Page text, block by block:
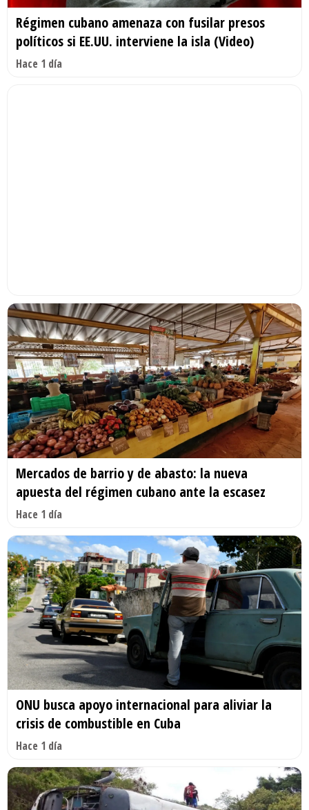
Régimen cubano amenaza con fusilar presos
políticos si EE.UU. interviene la isla (Video)
Hace 1 día
Mercados de barrio y de abasto: la nueva
apuesta del régimen cubano ante la escasez
Hace 1 día
ONU busca apoyo internacional para aliviar la
crisis de combustible en Cuba
Hace 1 día